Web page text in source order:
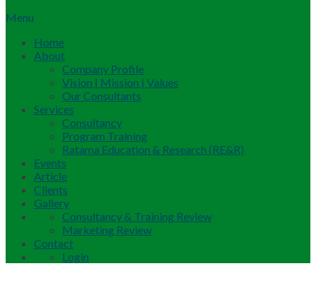
Menu
Home
About
Company Profile
Vision | Mission | Values
Our Consultants
Services
Consultancy
Program Training
Ratama Education & Research (RE&R)
Events
Article
Clients
Gallery
Consultancy & Training Review
Marketing Review
Contact
Login